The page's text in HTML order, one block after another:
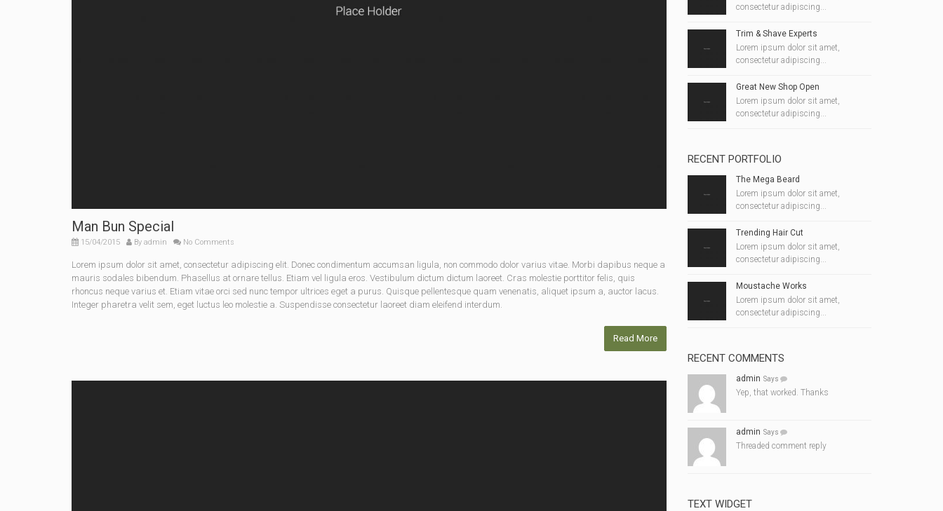
Man Bun Special
15/04/2015 By admin No Comments
Lorem ipsum dolor sit amet, consectetur adipiscing elit. Donec condimentum accumsan ligula, non commodo dolor varius vitae. Morbi dapibus neque a
mauris sodales bibendum. Phasellus at ornare tellus. Etiam vel ligula eros. Vestibulum dictum dictum laoreet. Cras molestie porttitor felis, quis
rhoncus neque varius et. Etiam vitae orci sed nunc tempor ultrices eget a purus. Quisque pellentesque quam venenatis, aliquet ipsum a, auctor lacus.
Integer pharetra velit sem, eget luctus leo molestie a. Suspendisse consectetur laoreet diam eleifend interdum.
Read More
consectetur adipiscing...
Trim & Shave Experts
Lorem ipsum dolor sit amet,
consectetur adipiscing...
Great New Shop Open
Lorem ipsum dolor sit amet,
consectetur adipiscing...
RECENT PORTFOLIO
The Mega Beard
Lorem ipsum dolor sit amet,
consectetur adipiscing...
Trending Hair Cut
Lorem ipsum dolor sit amet,
consectetur adipiscing...
Moustache Works
Lorem ipsum dolor sit amet,
consectetur adipiscing...
RECENT COMMENTS
admin Says
Yep, that worked. Thanks
admin Says
Threaded comment reply
TEXT WIDGET